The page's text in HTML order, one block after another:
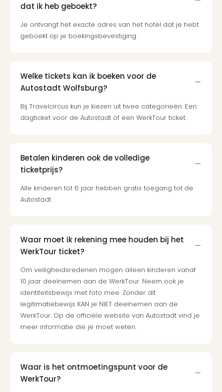
dat ik heb geboekt?
Je ontvangt het exacte adres van het hotel dat je hebt
geboekt op je boekingsbevestiging.
Welke tickets kan ik boeken voor de
Autostadt Wolfsburg?
Bij Travelcircus kun je kiezen uit twee categorieën: Een
dagticket voor de Autostadt of een WerkTour ticket.
Betalen kinderen ook de volledige
ticketprijs?
Alle kinderen tot 6 jaar hebben gratis toegang tot de
Autostadt.
Waar moet ik rekening mee houden bij het
WerkTour ticket?
Om veiligheidsredenen mogen alleen kinderen vanaf
10 jaar deelnemen aan de WerkTour. Neem ook je
identiteitsbewijs met foto mee. Zonder dit
legitimatiebewijs KAN je NIET deelnemen aan de
WerkTour. Op de officiële website van Autostadt vind je
meer informatie die je moet weten.
Waar is het ontmoetingspunt voor de
WerkTour?